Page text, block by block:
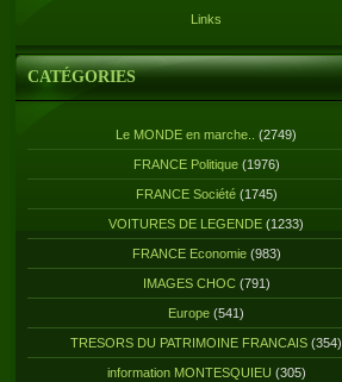
Links
CATÉGORIES
Le MONDE en marche.. (2749)
FRANCE Politique(1976)
FRANCE Société(1745)
VOITURES DE LEGENDE (1233)
FRANCE Economie(983)
IMAGES CHOC(791)
Europe (541)
TRESORS DU PATRIMOINE FRANCAIS (354)
information MONTESQUIEU (305)